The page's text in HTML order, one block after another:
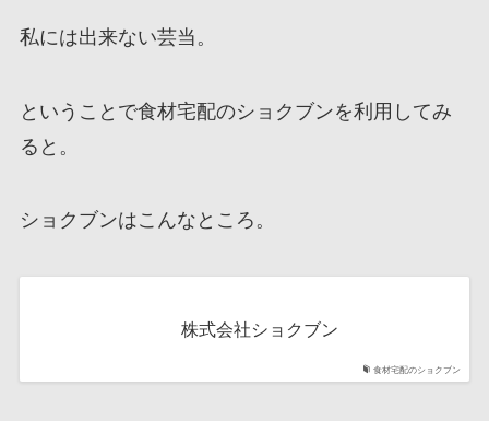
私には出来ない芸当。
ということで食材宅配のショクブンを利用してみ
ると。
ショクブンはこんなところ。
食材宅配のショクブン
株式会社ショクブン